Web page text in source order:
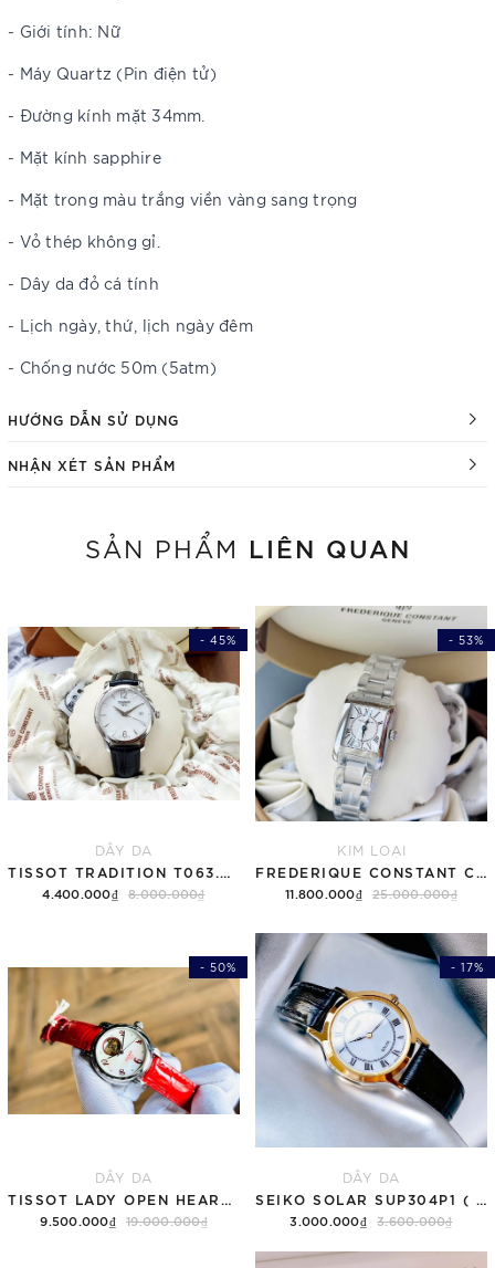
- Giới tính: Nữ
- Máy Quartz (Pin điện tử)
- Đường kính mặt 34mm.
- Mặt kính sapphire
- Mặt trong màu trắng viền vàng sang trọng
- Vỏ thép không gỉ.
- Dây da đỏ cá tính
- Lịch ngày, thứ, lịch ngày đêm
- Chống nước 50m (5atm)
HƯỚNG DẪN SỬ DỤNG
NHẬN XÉT SẢN PHẨM
SẢN PHẨM LIÊN QUAN
- 45%
DÂY DA
4.400.000₫ 8.000.000₫
- 53%
KIM LOẠI
11.800.000₫ 25.000.000₫
- 50%
DÂY DA
9.500.000₫ 19.000.000₫
- 17%
DÂY DA
3.000.000₫ 3.600.000₫